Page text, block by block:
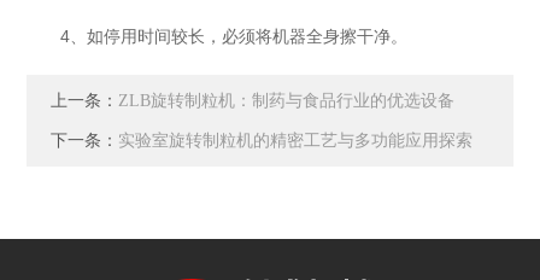
4、如停用时间较长，必须将机器全身擦干净。
上一条： ZLB旋转制粒机：制药与食品行业的优选设备
下一条： 实验室旋转制粒机的精密工艺与多功能应用探索